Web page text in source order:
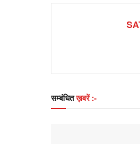
सम्बंधितख़बरें :-